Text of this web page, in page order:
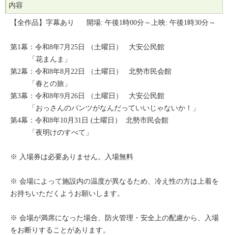
内容
【全作品】字幕あり 開場: 午後1時00分～上映: 午後1時30分～
第1幕：令和8年7月25日 （土曜日） 大安公民館
「花まんま」
第2幕：令和8年8月22日 （土曜日） 北勢市民会館
「春との旅」
第3幕：令和8年9月26日 （土曜日） 大安公民館
「おっさんのパンツがなんだっていいじゃないか！」
第4幕：令和8年10月31日 (土曜日） 北勢市民会館
「夜明けのすべて」
※ 入場券は必要ありません。入場無料
※ 会場によって施設内の温度が異なるため、冷え性の方は上着を
お持ちいただくようお願いします。
※ 会場が満席になった場合、防火管理・安全上の配慮から、入場
をお断りすることがあります。